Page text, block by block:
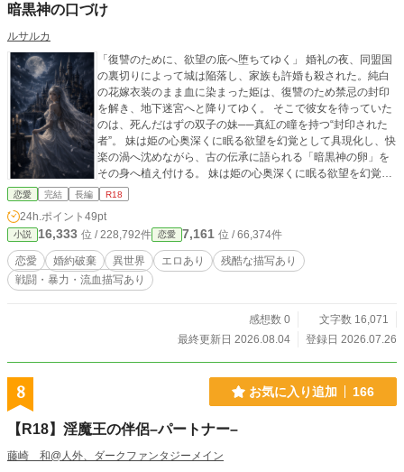
暗黒神の口づけ
ルサルカ
「復讐のために、欲望の底へ堕ちてゆく」 婚礼の夜、同盟国
の裏切りによって城は陥落し、家族も許婚も殺された。純白
の花嫁衣装のまま血に染まった姫は、復讐のため禁忌の封印
を解き、地下迷宮へと降りてゆく。 そこで彼女を待っていた
のは、死んだはずの双子の妹──真紅の瞳を持つ“封印された
者”。 妹は姫の心奥深くに眠る欲望を幻覚として具現化し、快
楽の渦へ沈めながら、古の伝承に語られる「暗黒神の卵」を
その身へ植え付ける。 妹は姫の心奥深くに眠る欲望を幻覚と
して具現化し、快楽の渦へ沈めながら、古の伝承に語られる
家族を殺した蛮族の男と再び相対し復讐を望む。
恋愛 完結 長編 R18
24h.ポイント 49pt
小説 16,333 位 / 228,792件 恋愛 7,161 位 / 66,374件
恋愛 婚約破棄 異世界 エロあり
残酷な描写あり
戦闘・暴力・流血描写あり
感想数 0
文字数 16,071
最終更新日 2026.08.04
登録日 2026.07.26
8 お気に入り追加 166
【R18】淫魔王の伴侶–パートナー–
藤崎 和@人外、ダークファンタジーメイン